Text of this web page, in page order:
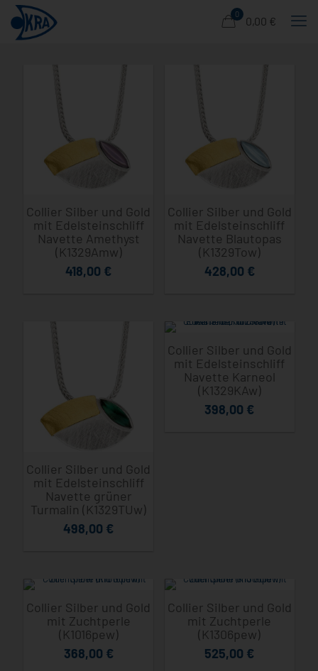
0
0,00 €
Collier Silber und Gold
mit Edelsteinschliff
Navette Amethyst
(K1329Amw)
418,00 €
Collier Silber und Gold
mit Edelsteinschliff
Navette Blautopas
(K1329Tow)
428,00 €
Collier Silber und Gold
mit Edelsteinschliff
Navette grüner
Turmalin (K1329TUw)
498,00 €
Collier Silber und Gold
mit Edelsteinschliff
Navette Karneol
(K1329KAw)
398,00 €
Collier Silber und Gold
mit Zuchtperle
(K1016pew)
368,00 €
Collier Silber und Gold
mit Zuchtperle
(K1306pew)
525,00 €